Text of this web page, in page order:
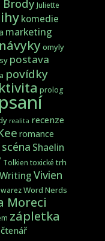
BrodyJuliette
komedie
marketing
návyky omyly
postava
povídky
prolog
psaní
realita recenze
romance
scéna Shaelin
Tolkien toxické trh
Vivien
warezWord Nerds
Moreci
zápletka
čtenář